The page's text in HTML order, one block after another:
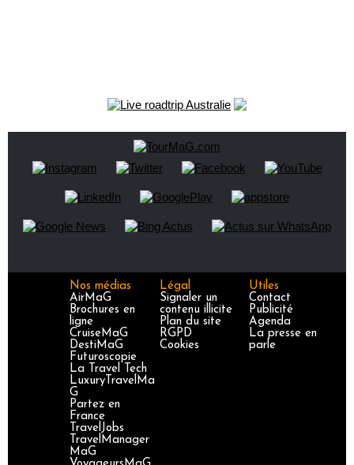
Nos médias
AirMaG
Brochures en
ligne
CruiseMaG
DestiMaG
Futuroscopie
La Travel Tech
LuxuryTravelMa
G
Partez en
France
TravelJobs
TravelManager
MaG
Légal
Signaler un
contenu illicite
Plan du site
RGPD
Cookies
Utiles
Contact
Publicité
Agenda
La presse en
parle